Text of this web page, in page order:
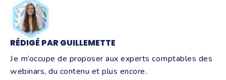
RÉDIGÉ PAR GUILLEMETTE
Je m’occupe de proposer aux experts comptables des
webinars, du contenu et plus encore.